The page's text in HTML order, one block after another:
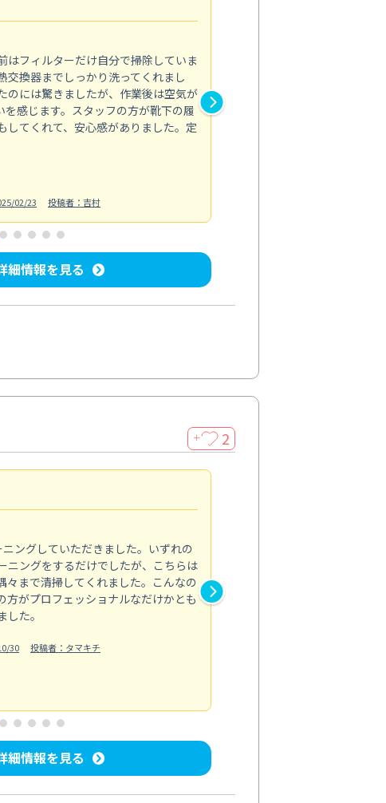
はフィルターだけ自分で掃除していま
交換器までしっかり洗ってくれまし
のには驚きましたが、作業後は空気が
感じます。スタッフの方が靴下の履
してくれて、安心感がありました。定
02/23 投稿者：吉村
細情報を見る
＋ 2
ングしていただきました。いずれの
ニングをするだけでしたが、こちらは
々まで清掃してくれました。こんなの
方がプロフェッショナルなだけかとも
た。
30 投稿者：タマキチ
細情報を見る